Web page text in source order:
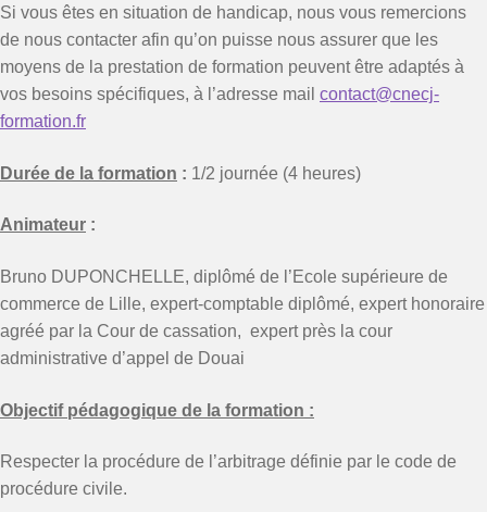
Si vous êtes en situation de handicap, nous vous remercions
de nous contacter afin qu’on puisse nous assurer que les
moyens de la prestation de formation peuvent être adaptés à
vos besoins spécifiques, à l’adresse mail contact@cnecj-
formation.fr
Durée de la formation : 1/2 journée (4 heures)
Animateur :
Bruno DUPONCHELLE, diplômé de l’Ecole supérieure de
commerce de Lille, expert-comptable diplômé, expert honoraire
agréé par la Cour de cassation, expert près la cour
administrative d’appel de Douai
Objectif pédagogique de la formation :
Respecter la procédure de l’arbitrage définie par le code de
procédure civile.